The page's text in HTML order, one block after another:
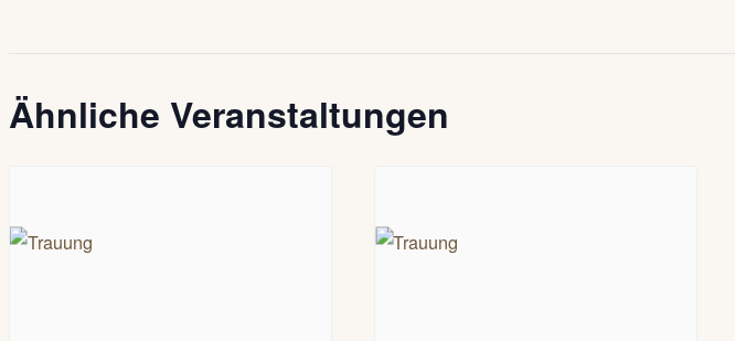
Ähnliche Veranstaltungen